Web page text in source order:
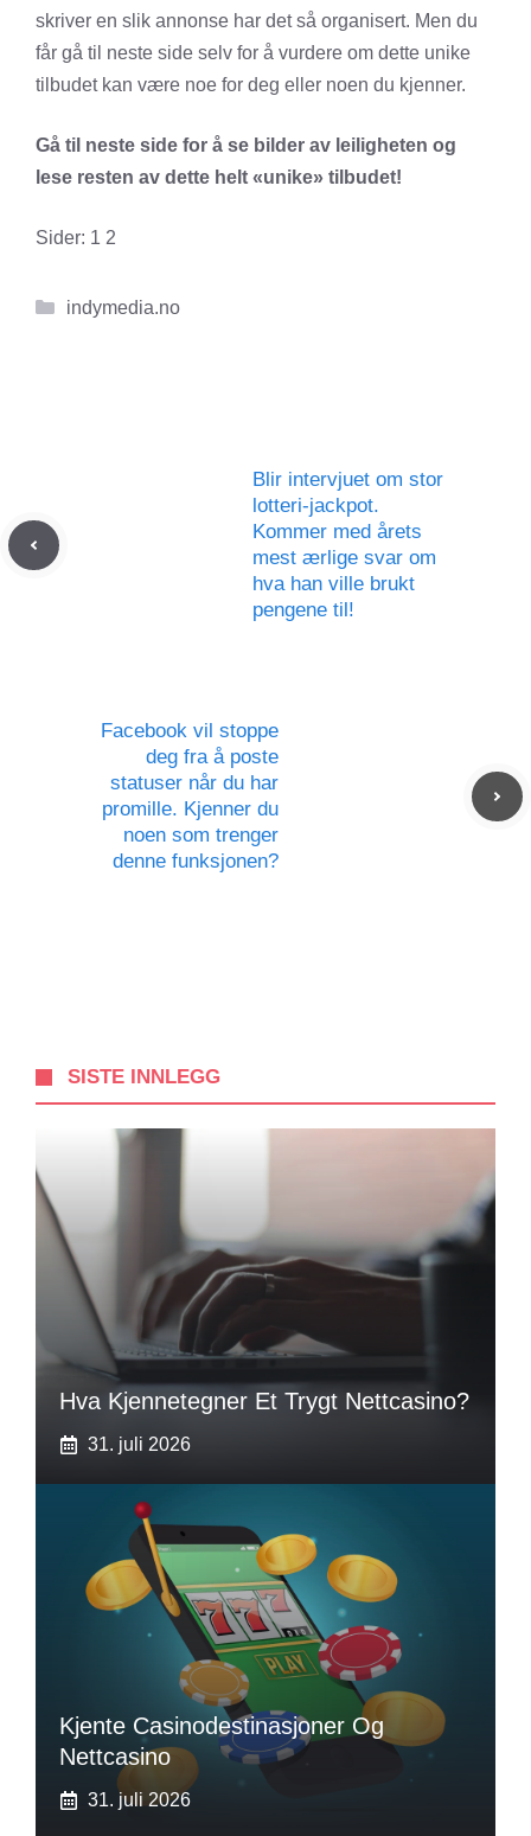
skriver en slik annonse har det så organisert. Men du
får gå til neste side selv for å vurdere om dette unike
tilbudet kan være noe for deg eller noen du kjenner.
Gå til neste side for å se bilder av leiligheten og
lese resten av dette helt «unike» tilbudet!
Sider: 1 2
Kategorier
indymedia.no
Blir intervjuet om stor
lotteri-jackpot.
Kommer med årets
mest ærlige svar om
hva han ville brukt
pengene til!
Facebook vil stoppe
deg fra å poste
statuser når du har
promille. Kjenner du
noen som trenger
denne funksjonen?
SISTE INNLEGG
Hva Kjennetegner Et Trygt Nettcasino?
31. juli 2026
Kjente Casinodestinasjoner Og
Nettcasino
31. juli 2026